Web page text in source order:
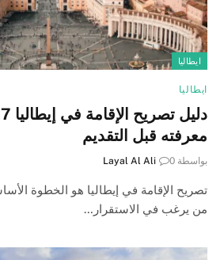
ايطاليا
ايطاليا
معرفته قبل التقديم
بواسطة Layal Al Ali 0
تصريح الإقامة في إيطاليا هو الخطوة
من يرغب في الاستقرار…